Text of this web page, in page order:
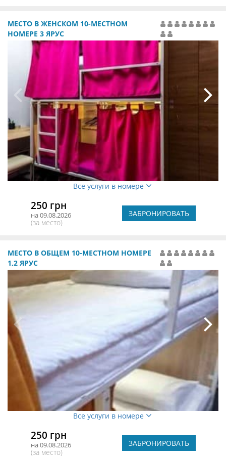
МЕСТО В ЖЕНСКОМ 10-МЕСТНОМ
НОМЕРЕ 3 ЯРУС
Все услуги в номере
250 грн
на 09.08.2026
(за место)
ЗАБРОНИРОВАТЬ
МЕСТО В ОБЩЕМ 10-МЕСТНОМ НОМЕРЕ
1,2 ЯРУС
Все услуги в номере
250 грн
на 09.08.2026
(за место)
ЗАБРОНИРОВАТЬ